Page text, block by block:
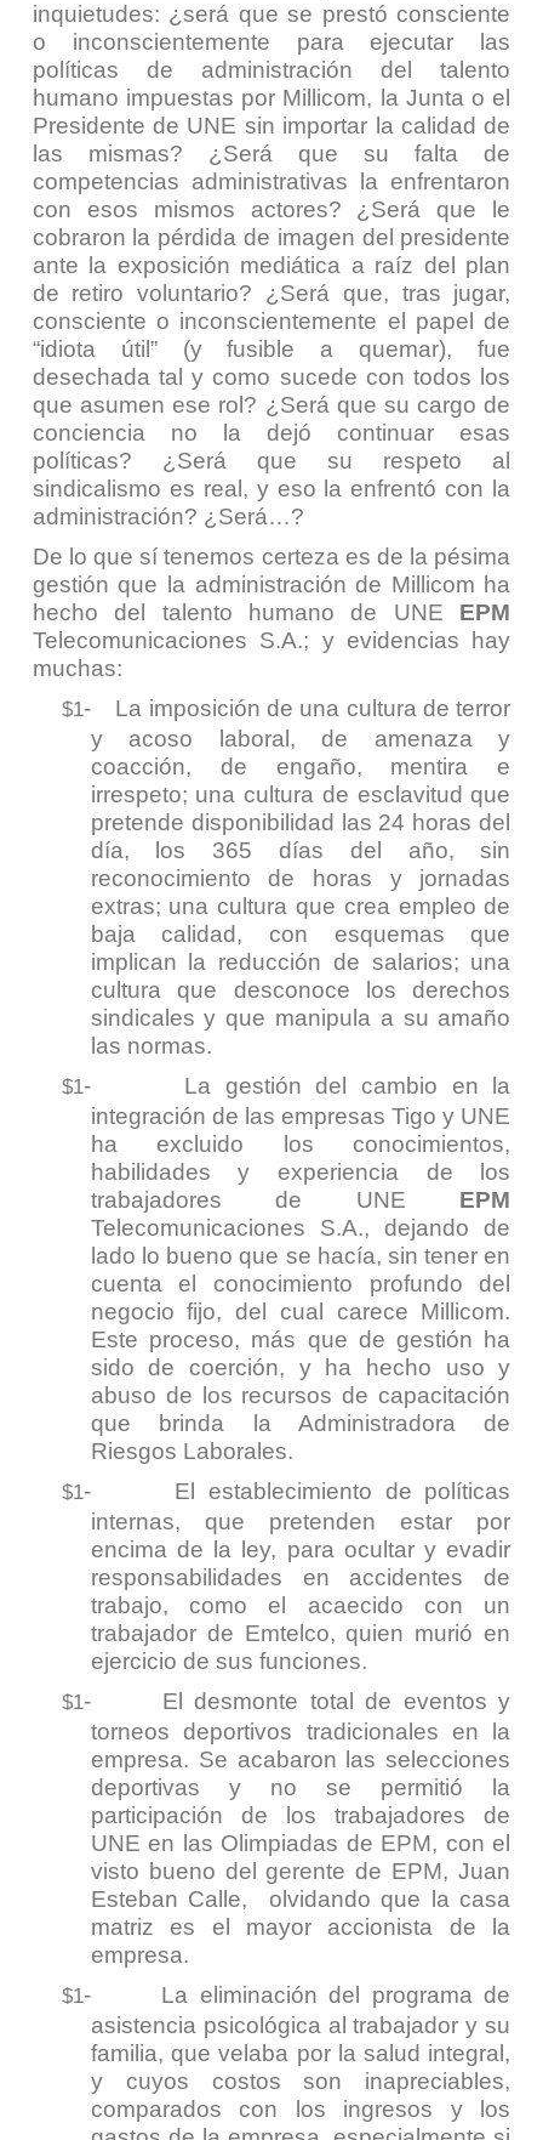
inquietudes: ¿será que se prestó consciente
o inconscientemente para ejecutar las
políticas de administración del talento
humano impuestas por Millicom, la Junta o el
Presidente de UNE sin importar la calidad de
las mismas? ¿Será que su falta de
competencias administrativas la enfrentaron
con esos mismos actores? ¿Será que le
cobraron la pérdida de imagen del presidente
ante la exposición mediática a raíz del plan
de retiro voluntario? ¿Será que, tras jugar,
consciente o inconscientemente el papel de
“idiota útil” (y fusible a quemar), fue
desechada tal y como sucede con todos los
que asumen ese rol? ¿Será que su cargo de
conciencia no la dejó continuar esas
políticas? ¿Será que su respeto al
sindicalismo es real, y eso la enfrentó con la
administración? ¿Será…?
De lo que sí tenemos certeza es de la pésima
gestión que la administración de Millicom ha
hecho del talento humano de UNE EPM
Telecomunicaciones S.A.; y evidencias hay
muchas:
$1-
La imposición de una cultura de terror
y acoso laboral, de amenaza y
coacción, de engaño, mentira e
irrespeto; una cultura de esclavitud que
pretende disponibilidad las 24 horas del
día, los 365 días del año, sin
reconocimiento de horas y jornadas
extras; una cultura que crea empleo de
baja calidad, con esquemas que
implican la reducción de salarios; una
cultura que desconoce los derechos
sindicales y que manipula a su amaño
las normas.
$1-
La gestión del cambio en la
integración de las empresas Tigo y UNE
ha excluido los conocimientos,
habilidades y experiencia de los
trabajadores de UNE EPM
Telecomunicaciones S.A., dejando de
lado lo bueno que se hacía, sin tener en
cuenta el conocimiento profundo del
negocio fijo, del cual carece Millicom.
Este proceso, más que de gestión ha
sido de coerción, y ha hecho uso y
abuso de los recursos de capacitación
que brinda la Administradora de
Riesgos Laborales.
$1-
El establecimiento de políticas
internas, que pretenden estar por
encima de la ley, para ocultar y evadir
responsabilidades en accidentes de
trabajo, como el acaecido con un
trabajador de Emtelco, quien murió en
ejercicio de sus funciones.
$1-
El desmonte total de eventos y
torneos deportivos tradicionales en la
empresa. Se acabaron las selecciones
deportivas y no se permitió la
participación de los trabajadores de
UNE en las Olimpiadas de EPM, con el
visto bueno del gerente de EPM, Juan
Esteban Calle, olvidando que la casa
matriz es el mayor accionista de la
empresa.
$1-
La eliminación del programa de
asistencia psicológica al trabajador y su
familia, que velaba por la salud integral,
y cuyos costos son inapreciables,
comparados con los ingresos y los